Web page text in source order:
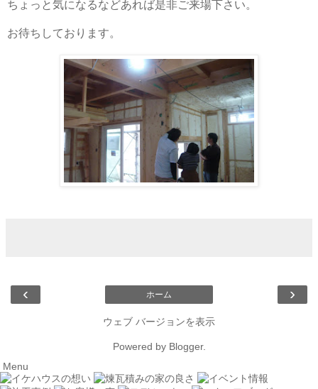
ちょっと気になるなどあれば是非ご来場下さい。
お待ちしております。
‹ ›
ホーム
ウェブ バージョンを表示
Powered by Blogger.
Menu